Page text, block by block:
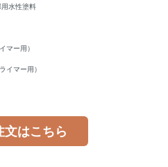
水性塗料
マー用）
イマー用）
文はこちら